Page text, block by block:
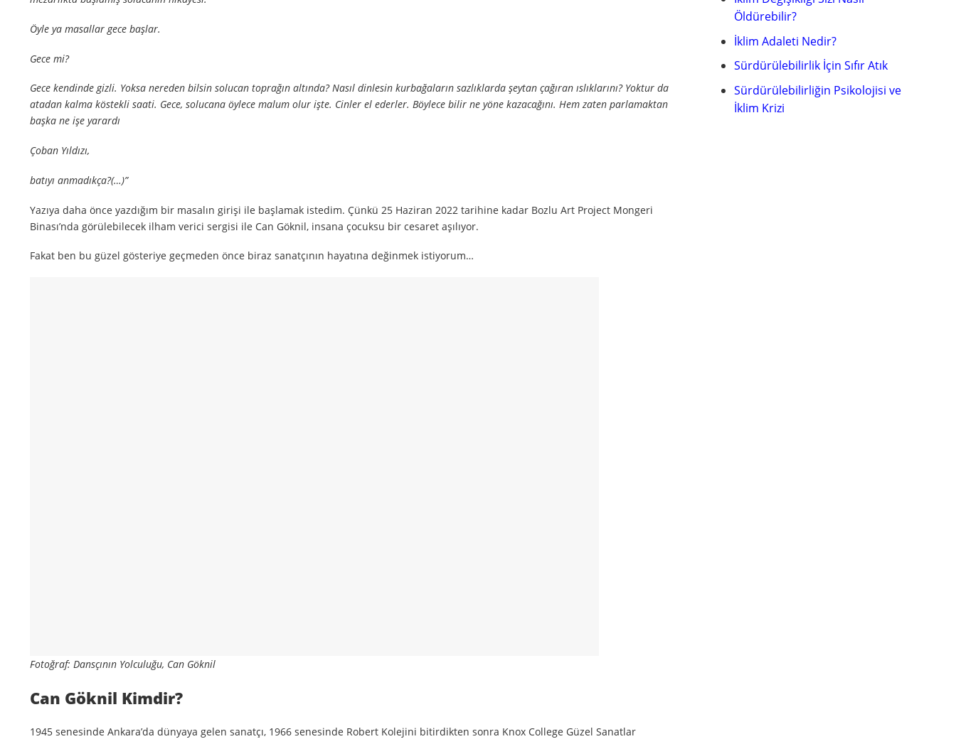
Öyle ya masallar gece başlar.
Gece mi?
Gece kendinde gizli. Yoksa nereden bilsin solucan toprağın altında? Nasıl dinlesin kurbağaların sazlıklarda şeytan çağıran ıslıklarını? Yoktur da
atadan kalma köstekli saati. Gece, solucana öylece malum olur işte. Cinler el ederler. Böylece bilir ne yöne kazacağını. Hem zaten parlamaktan
başka ne işe yarardı
Çoban Yıldızı,
batıyı anmadıkça?(…)”
Yazıya daha önce yazdığım bir masalın girişi ile başlamak istedim. Çünkü 25 Haziran 2022 tarihine kadar Bozlu Art Project Mongeri
Binası’nda görülebilecek ilham verici sergisi ile Can Göknil, insana çocuksu bir cesaret aşılıyor.
Fakat ben bu güzel gösteriye geçmeden önce biraz sanatçının hayatına değinmek istiyorum…
Fotoğraf: Dansçının Yolculuğu, Can Göknil
Can Göknil Kimdir?
1945 senesinde Ankara’da dünyaya gelen sanatçı, 1966 senesinde Robert Kolejini bitirdikten sonra Knox College Güzel Sanatlar
Öldürebilir?
İklim Adaleti Nedir?
Sürdürülebilirlik İçin Sıfır Atık
Sürdürülebilirliğin Psikolojisi ve
İklim Krizi